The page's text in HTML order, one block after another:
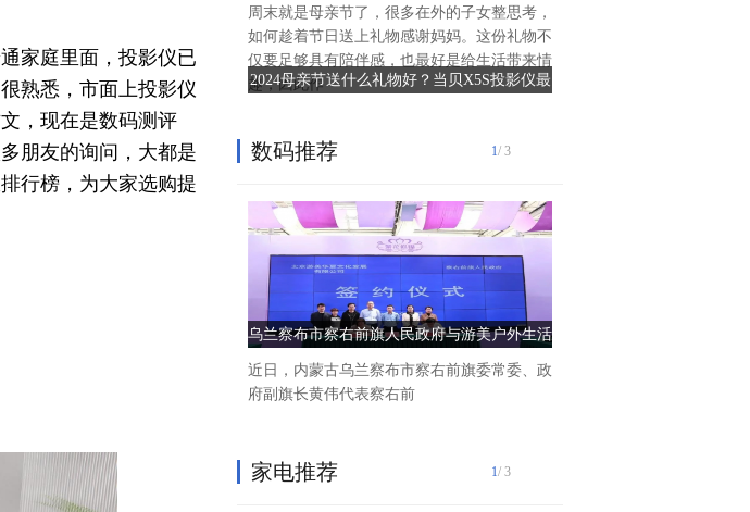
家庭里面，投影仪已
熟悉，市面上投影仪
，现在是数码测评
朋友的询问，大都是
行榜，为大家选购提
2024母亲节送什么礼物好？当贝X5S投影仪最
周末就是母亲节了，很多在外的子女整思考，
如何趁着节日送上礼物感谢妈妈。这份礼物不
仅要足够具有陪伴感，也最好是给生活带来情
趣，因此作
数码推荐
乌兰察布市察右前旗人民政府与游美户外生活
达成合作
近日，内蒙古乌兰察布市察右前旗委常委、政
府副旗长黄伟代表察右前
1/ 3
家电推荐 1/ 3